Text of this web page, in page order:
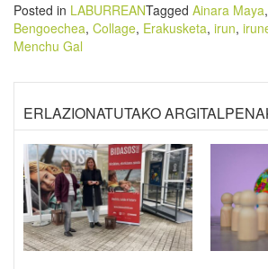
Posted in LABURREANTagged Ainara Maya,
Bengoechea, Collage, Erakusketa, irun,
Menchu Gal
ERLAZIONATUTAKO